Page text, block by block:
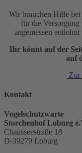
Wir brauchen Hilfe bei
für die
angemessen
Ihr könnt auf der
auf
Zur
Kontakt
Vogelschutzwarte
Storchenhof Loburg
Chausseestraße 18
D-39279 Loburg